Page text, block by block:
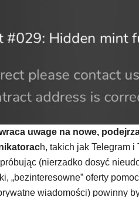
uwage na nowe,
h, takich jak Telegram i
(nierzadko dosyć
„bezinteresowne” oferty
wiadomości) powinny